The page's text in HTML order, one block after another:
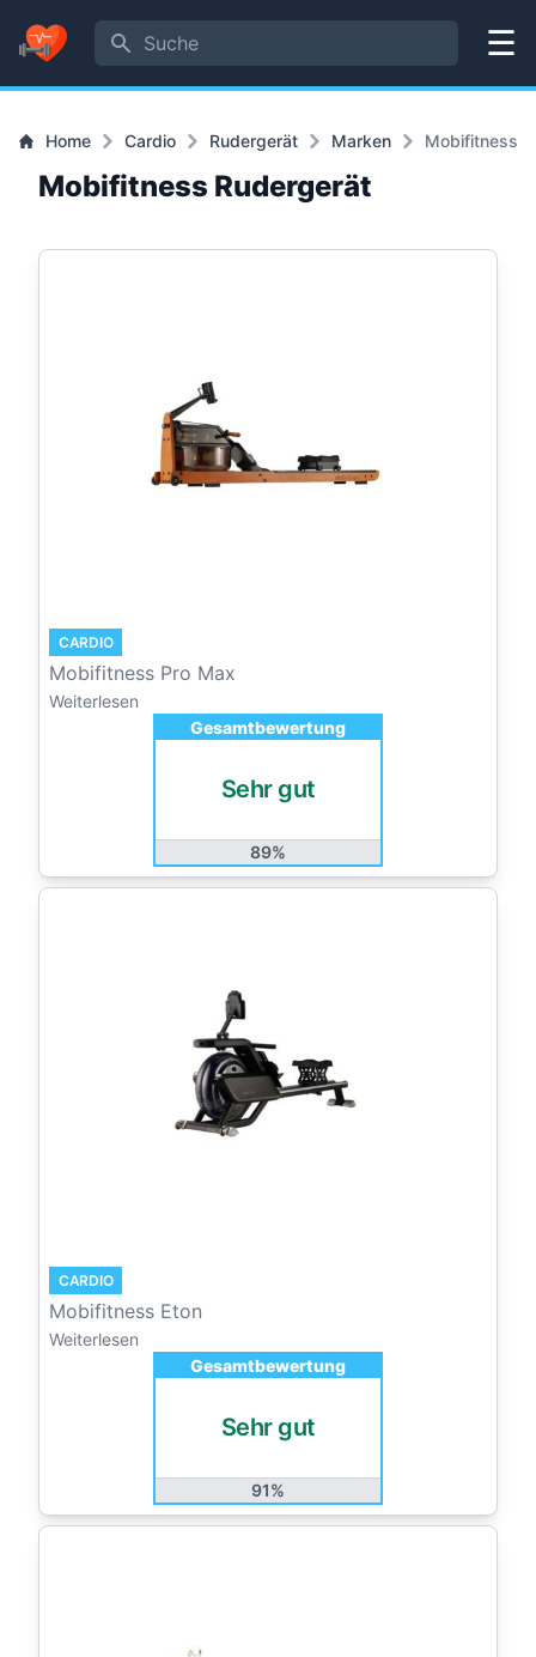
Suche
Menü
Home Cardio Rudergerät Marken Mobifitness
Mobifitness Rudergerät
CARDIO
Mobifitness Pro Max
Weiterlesen
Gesamtbewertung
Sehr gut
89%
CARDIO
Mobifitness Eton
Weiterlesen
Gesamtbewertung
Sehr gut
91%